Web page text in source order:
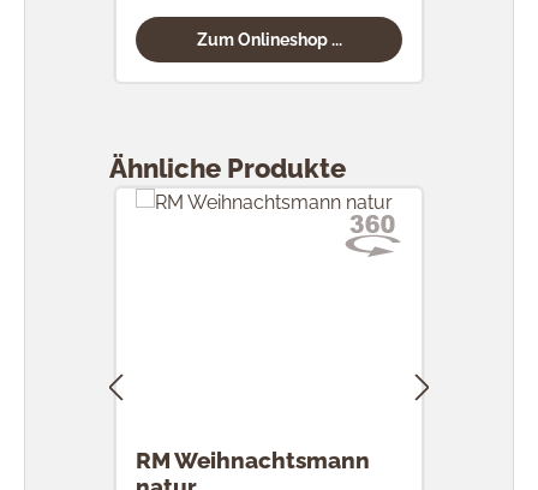
Zum Onlineshop ...
Ähnliche Produkte
RM Weihnachtsmann